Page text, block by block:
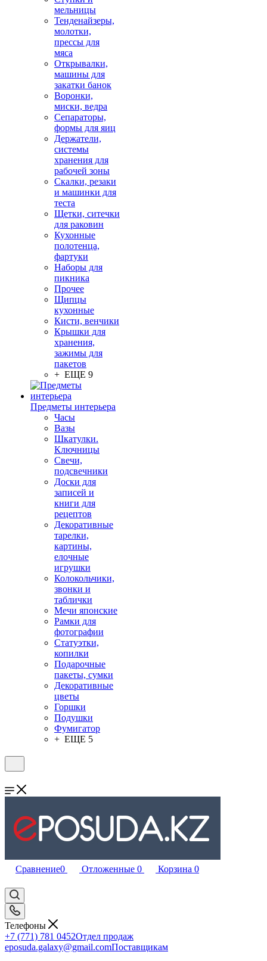
мельницы
Тенденайзеры,
молотки,
прессы для
мяса
Открывалки,
машины для
закатки банок
Воронки,
миски, ведра
Сепараторы,
формы для яиц
Держатели,
системы
хранения для
рабочей зоны
Скалки, резаки
и машинки для
теста
Щетки, ситечки
для раковин
Кухонные
полотенца,
фартуки
Наборы для
пикника
Прочее
Щипцы
кухонные
Кисти, венчики
Крышки для
хранения,
зажимы для
пакетов
+ ЕЩЕ 9
Предметы интерьера
Часы
Вазы
Шкатулки.
Ключницы
Свечи,
подсвечники
Доски для
записей и
книги для
рецептов
Декоративные
тарелки,
картины,
елочные
игрушки
Колокольчики,
звонки и
таблички
Мечи японские
Рамки для
фотографии
Статуэтки,
копилки
Подарочные
пакеты, сумки
Декоративные
цветы
Горшки
Подушки
Фумигатор
+ ЕЩЕ 5
Сравнение0 Отложенные 0 Корзина 0
Телефоны
+7 (771) 781 0452Отдел продаж
eposuda.galaxy@gmail.comПоставщикам